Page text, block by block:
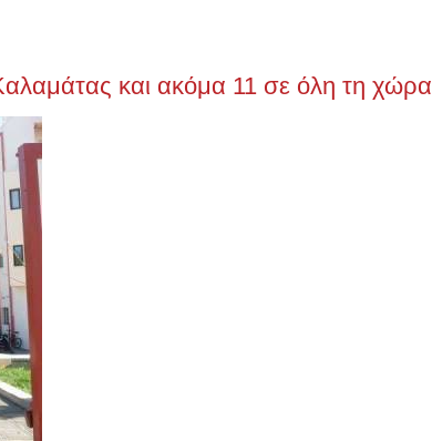
Καλαμάτας και ακόμα 11 σε όλη τη χώρα